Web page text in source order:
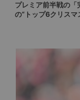
プレミア前半戦の「
の“トップ6クリス